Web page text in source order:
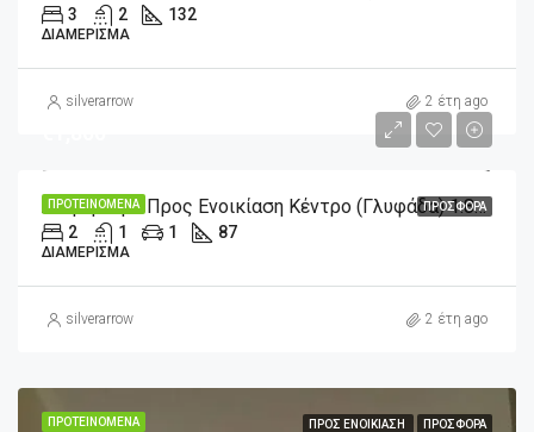
3 2 132
ΔΙΑΜΈΡΙΣΜΑ
silverarrow 2 έτη ago
ΠΡΟΤΕΙΝΌΜΕΝΑ ΠΡΟΣΦΟΡΆ
Διαμέρισμα Προς Ενοικίαση Κέντρο (Γλυφάδα) 1.800€ , 87 Τ.Μ.
2 1 1 87
ΔΙΑΜΈΡΙΣΜΑ
silverarrow 2 έτη ago
ΠΡΟΤΕΙΝΌΜΕΝΑ ΠΡΟΣ ΕΝΟΙΚΊΑΣΗ ΠΡΟΣΦΟΡΆ